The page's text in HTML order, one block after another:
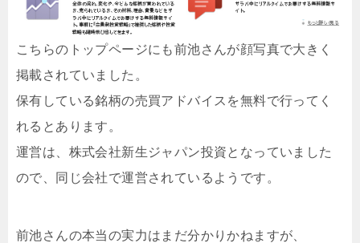
こちらのトップページにも前池さんが顔写真で大きく
掲載されていました。
保有している銘柄の売買アドバイスを無料で行ってく
れるとあります。
運営は、株式会社新生ジャパン投資となっていました
ので、同じ会社で運営されているようです。
前池さんの本当の実力はまだ分かりかねますが、